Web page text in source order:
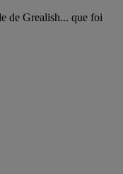
de Grealish... que foi